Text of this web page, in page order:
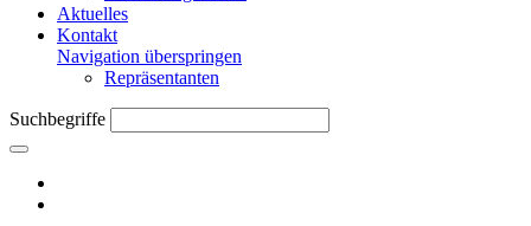
Aktuelles
Kontakt
Navigation überspringen
Repräsentanten
Suchbegriffe